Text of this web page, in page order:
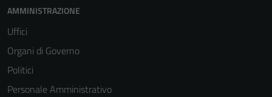
AMMINISTRAZIONE
Uffici
Organi di Governo
Politici
Personale Amministrativo